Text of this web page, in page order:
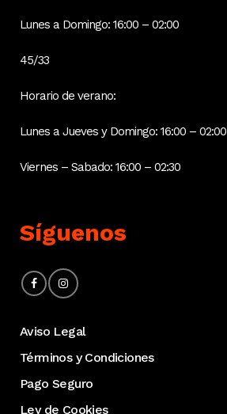
Lunes a Domingo: 16:00 – 02:00
45/33
Horario de verano:
Lunes a Jueves y Domingo: 16:00 – 02:00
Viernes – Sabado: 16:00 – 02:30
Síguenos
Aviso Legal
Términos y Condiciones
Pago Seguro
Ley de Cookies